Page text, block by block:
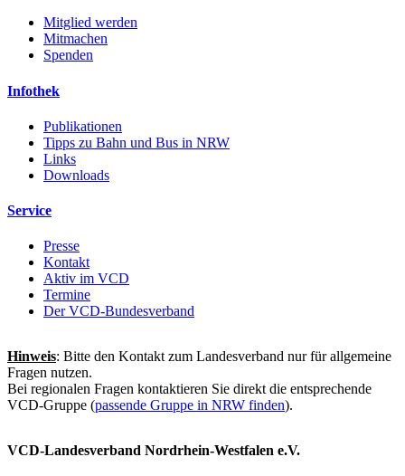
Mitglied werden
Mitmachen
Spenden
Infothek
Publikationen
Tipps zu Bahn und Bus in NRW
Links
Downloads
Service
Presse
Kontakt
Aktiv im VCD
Termine
Der VCD-Bundesverband
Hinweis: Bitte den Kontakt zum Landesverband nur für allgemeine
Fragen nutzen.
Bei regionalen Fragen kontaktieren Sie direkt die entsprechende
VCD-Gruppe (passende Gruppe in NRW finden).
VCD-Landesverband Nordrhein-Westfalen e.V.